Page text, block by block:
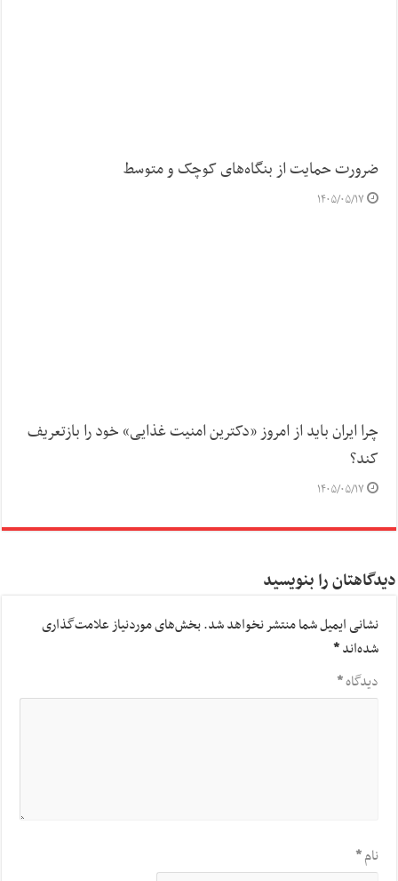
ضرورت حمایت از بنگاه‌های کوچک و متوسط
۱۴۰۵/۰۵/۱۷
چرا ایران باید از امروز «دکترین امنیت غذایی» خود را بازتعریف
کند؟
۱۴۰۵/۰۵/۱۷
دیدگاهتان را بنویسید
نشانی ایمیل شما منتشر نخواهد شد.بخش‌های موردنیاز علامت‌گذاری
شده‌اند*
دیدگاه*
نام*